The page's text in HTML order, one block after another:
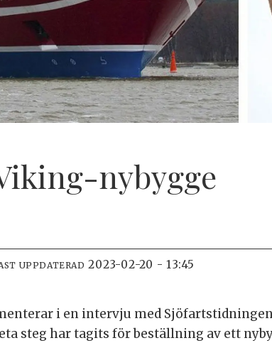
nybygge
UPPDATERAD 2023-02-20 - 13:45
i en intervju med
steg har tagits för beställning av ett